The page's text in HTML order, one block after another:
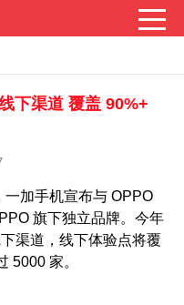
下渠道 覆盖 90%+
加手机宣布与 OPPO
旗下独立品牌。今年
渠道，线下体验点将覆
5000 家。